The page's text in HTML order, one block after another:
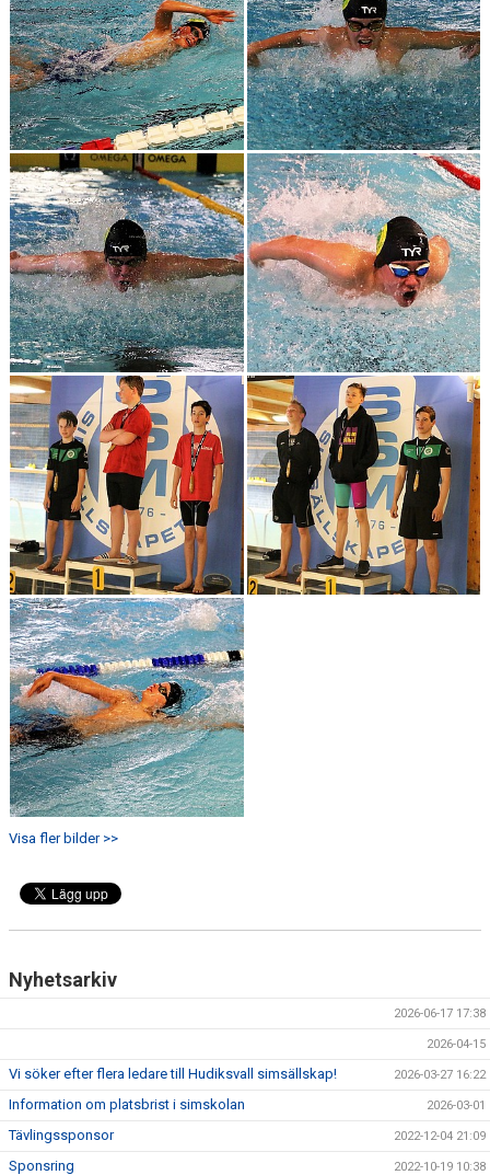
Visa fler bilder >>
Nyhetsarkiv
2026-06-17 17:38
2026-04-15
Vi söker efter flera ledare till Hudiksvall simsällskap! 2026-03-27 16:22
Information om platsbrist i simskolan 2026-03-01
Tävlingssponsor 2022-12-04 21:09
Sponsring 2022-10-19 10:38